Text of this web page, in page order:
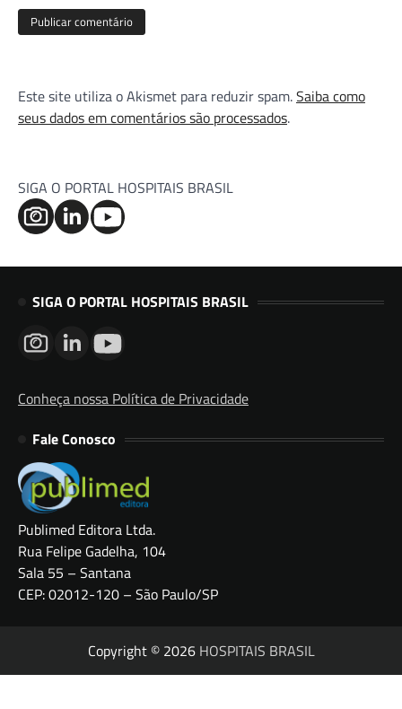
Este site utiliza o Akismet para reduzir spam.Saiba como
seus dados em comentários são processados.
SIGA O PORTAL HOSPITAIS BRASIL
SIGA O PORTAL HOSPITAIS BRASIL
Conheça nossa Política de Privacidade
Fale Conosco
Publimed Editora Ltda.
Rua Felipe Gadelha, 104
Sala 55 – Santana
CEP: 02012-120 – São Paulo/SP
Copyright © 2026 HOSPITAIS BRASIL